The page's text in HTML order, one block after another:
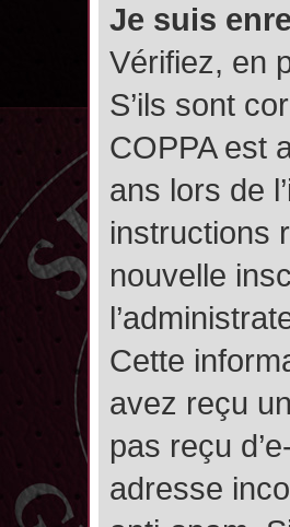
Je suis
Vérifiez, en
S’ils sont
COPPA est
ans lors de
instructions
nouvelle
Cette
avez reçu
pas reçu
adresse